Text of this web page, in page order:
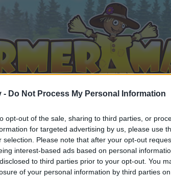
- Do Not Process My Personal Information
opt-out of the sale, sharing to third parties, or
for targeted advertising by us, please use
selection. Please note that after your opt-out
interest-based ads based on personal
to third parties prior to your opt-out. You
of your personal information by third parties